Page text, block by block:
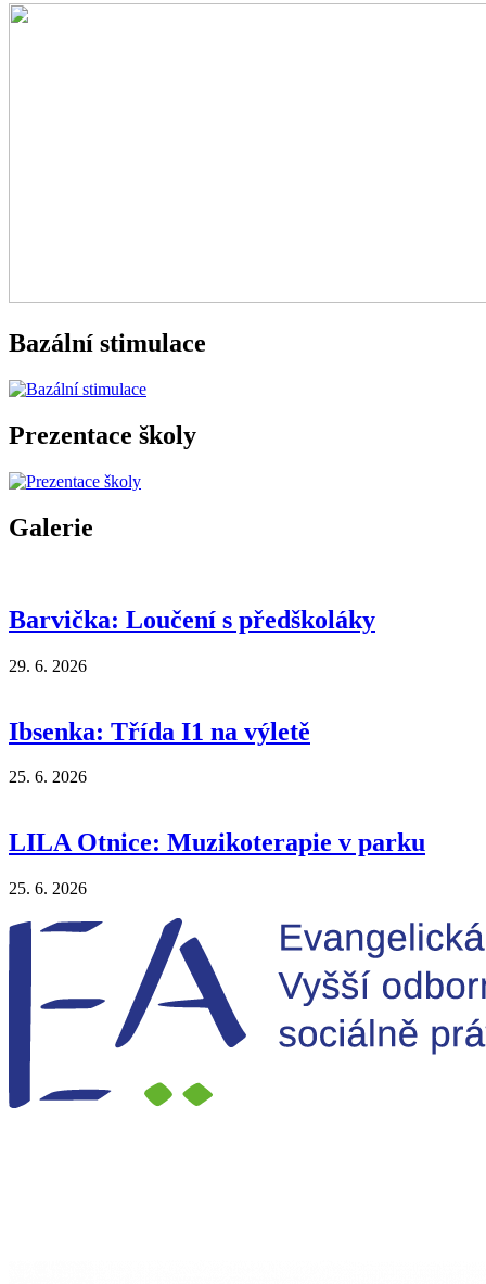
Bazální stimulace
Prezentace školy
Galerie
Barvička: Loučení s předškoláky
29. 6. 2026
Ibsenka: Třída I1 na výletě
25. 6. 2026
LILA Otnice: Muzikoterapie v parku
25. 6. 2026